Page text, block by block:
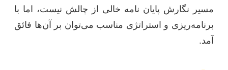
مسیر نگارش پایان نامه خالی از چالش نیست، اما با
برنامه‌ریزی و استراتژی مناسب می‌توان بر آن‌ها فائق
آمد.